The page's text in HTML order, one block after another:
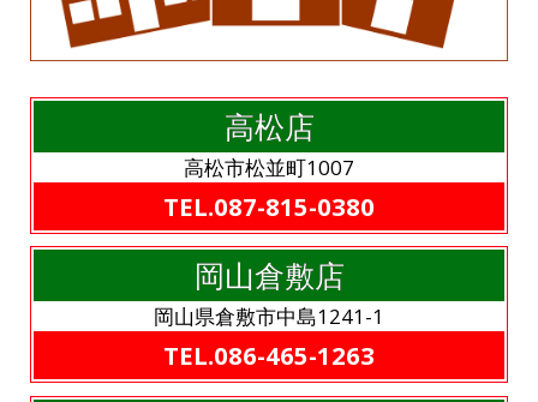
高松店
高松市松並町1007
TEL.087-815-0380
岡山倉敷店
岡山県倉敷市中島1241-1
TEL.086-465-1263